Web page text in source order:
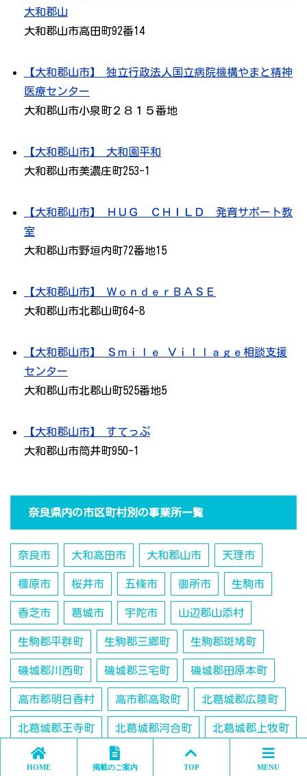
大和郡山
大和郡山市高田町92番14
【大和郡山市】 独立行政法人国立病院機構やまと精神
医療センター
大和郡山市小泉町２８１５番地
【大和郡山市】 大和園平和
大和郡山市美濃庄町253-1
【大和郡山市】 ＨＵＧ ＣＨＩＬＤ 発育サポート教
室
大和郡山市野垣内町72番地15
【大和郡山市】 ＷｏｎｄｅｒＢＡＳＥ
大和郡山市北郡山町64-8
【大和郡山市】 Ｓｍｉｌｅ Ｖｉｌｌａｇｅ相談支援
センター
大和郡山市北郡山町525番地5
【大和郡山市】 すてっぷ
大和郡山市筒井町950-1
奈良県内の市区町村別の事業所一覧
奈良市 大和高田市 大和郡山市 天理市
橿原市 桜井市 五條市 御所市 生駒市
香芝市 葛城市 宇陀市 山辺郡山添村
生駒郡平群町 生駒郡三郷町 生駒郡斑鳩町
磯城郡川西町 磯城郡三宅町 磯城郡田原本町
高市郡明日香村 高市郡高取町 北葛城郡広陵町
北葛城郡王寺町 北葛城郡河合町 北葛城郡上牧町
吉野郡大淀町 吉野郡十津川村
HOME 掲載のご案内 TOP MENU